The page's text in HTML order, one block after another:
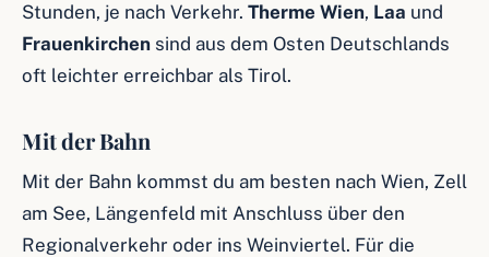
Stunden, je nach Verkehr. Therme Wien, Laa und
Frauenkirchen sind aus dem Osten Deutschlands
oft leichter erreichbar als Tirol.
Mit der Bahn
Mit der Bahn kommst du am besten nach Wien, Zell
am See, Längenfeld mit Anschluss über den
Regionalverkehr oder ins Weinviertel. Für die